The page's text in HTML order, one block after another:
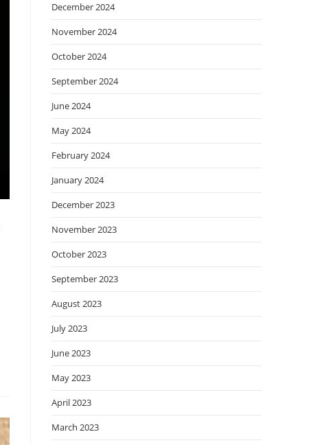
December 2024
November 2024
October 2024
September 2024
June 2024
May 2024
February 2024
January 2024
December 2023
November 2023
October 2023
September 2023
August 2023
July 2023
June 2023
May 2023
April 2023
March 2023